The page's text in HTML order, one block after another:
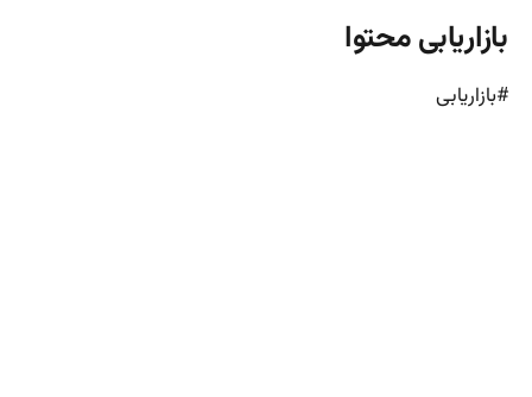
بازاریابی محتوا
#بازاریابی